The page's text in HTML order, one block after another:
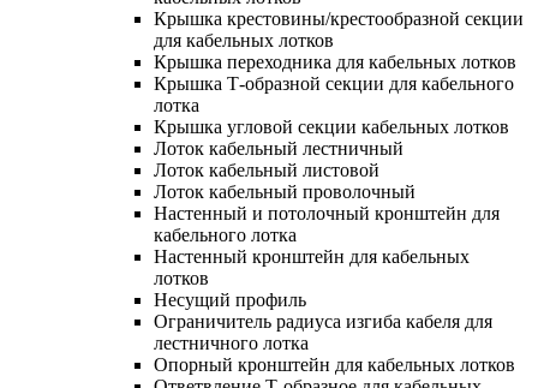
Крышка крестовины/крестообразной секции
для кабельных лотков
Крышка переходника для кабельных лотков
Крышка Т-образной секции для кабельного
лотка
Крышка угловой секции кабельных лотков
Лоток кабельный лестничный
Лоток кабельный листовой
Лоток кабельный проволочный
Настенный и потолочный кронштейн для
кабельного лотка
Настенный кронштейн для кабельных
лотков
Несущий профиль
Ограничитель радиуса изгиба кабеля для
лестничного лотка
Опорный кронштейн для кабельных лотков